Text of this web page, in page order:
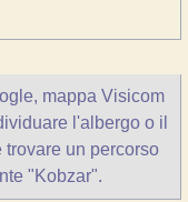
mappa Visicom
l'albergo o il
un percorso
"Kobzar".